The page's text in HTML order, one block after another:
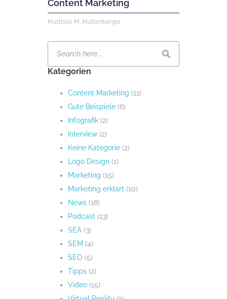
Content Marketing
Matthias M. Mattenberger
Kategorien
Content Marketing (11)
Gute Beispiele (6)
Infografik (2)
Interview (2)
Keine Kategorie (2)
Logo Design (1)
Marketing (15)
Marketing erklärt (10)
News (18)
Podcast (13)
SEA (3)
SEM (4)
SEO (5)
Tipps (2)
Video (15)